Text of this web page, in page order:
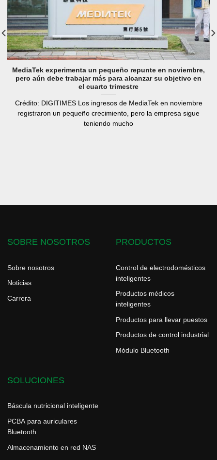
MediaTek experimenta un pequeño repunte en noviembre,
pero aún debe trabajar más para alcanzar su objetivo en
el cuarto trimestre
Crédito: DIGITIMES Los ingresos de MediaTek en noviembre
registraron un pequeño crecimiento, pero la empresa sigue
teniendo mucho
SOBRE NOSOTROS
Sobre nosotros
Noticias
Carrera
PRODUCTOS
Control de electrodomésticos
inteligentes
Productos médicos
inteligentes
Productos para llevar puestos
Productos de control industrial
Módulo Bluetooth
SOLUCIONES
Báscula nutricional inteligente
PCBA para auriculares
Bluetooth
Almacenamiento en red NAS